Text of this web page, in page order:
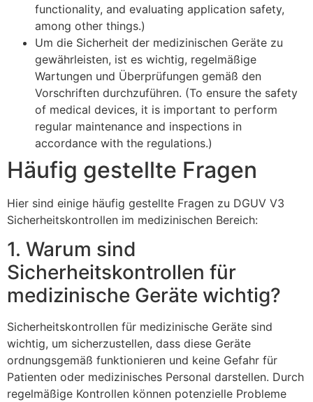
functionality, and evaluating application safety,
among other things.)
Um die Sicherheit der medizinischen Geräte zu
gewährleisten, ist es wichtig, regelmäßige
Wartungen und Überprüfungen gemäß den
Vorschriften durchzuführen. (To ensure the safety
of medical devices, it is important to perform
regular maintenance and inspections in
accordance with the regulations.)
Häufig gestellte Fragen
Hier sind einige häufig gestellte Fragen zu DGUV V3
Sicherheitskontrollen im medizinischen Bereich:
1. Warum sind
Sicherheitskontrollen für
medizinische Geräte wichtig?
Sicherheitskontrollen für medizinische Geräte sind
wichtig, um sicherzustellen, dass diese Geräte
ordnungsgemäß funktionieren und keine Gefahr für
Patienten oder medizinisches Personal darstellen. Durch
regelmäßige Kontrollen können potenzielle Probleme